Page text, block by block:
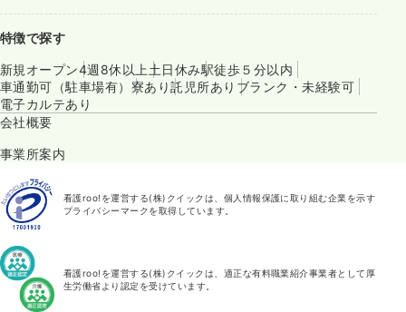
特徴で探す
新規オープン4週8休以上 土日休み駅徒歩５分以内
車通勤可（駐車場有） 寮あり託児所あり ブランク・未経験可
電子カルテあり
会社概要
事業所案内
看護roo!を運営する(株)クイックは、個人情報保護に取り組む企業を示す
プライバシーマークを取得しています。
看護roo!を運営する(株)クイックは、適正な有料職業紹介事業者として厚
生労働省より認定を受けています。